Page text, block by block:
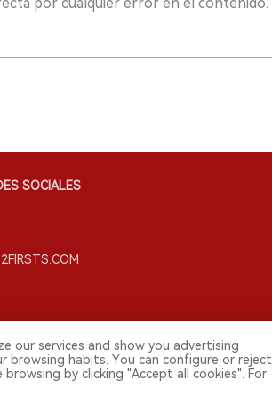
SOCIALES
reservados.
our services and show you advertising
browsing habits. You can configure or reject
by clicking "Accept all cookies". For